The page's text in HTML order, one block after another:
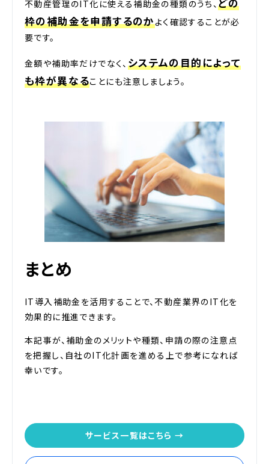
不動産管理のIT化に使える補助金の種類のうち、
枠の補助金を申請するのかよく確認することが必
要です。
金額や補助率だけでなく、 システムの目的によって
も枠が異なることにも注意しましょう。
まとめ
IT導入補助金を活用することで、不動産業界のIT化を
効果的に推進できます。
本記事が、補助金のメリットや種類、申請の際の注意点
を把握し、自社のIT化計画を進める上で参考になれば
幸いです。
サービス一覧はこちら →